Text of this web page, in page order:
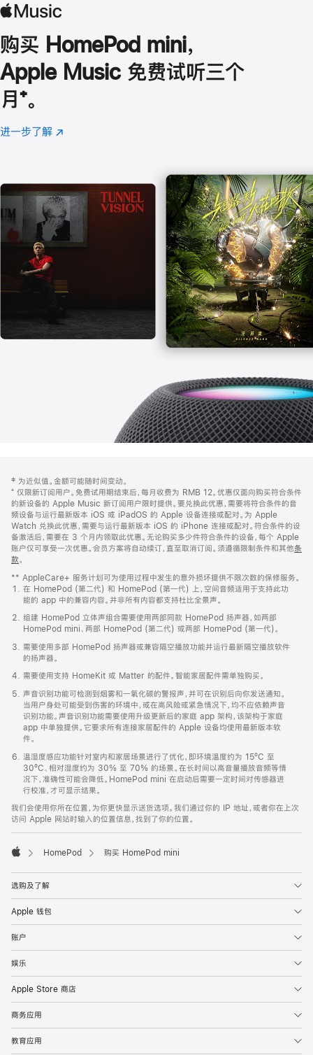
购买 HomePod mini，
Apple Music 免费试听三个
月 脚
注
⁺。
进一步了解 Apple
(在
口
中
打
开)
页
页
脚
注
‡ 为近似值。金额可能随时间变动。
⁺ 仅限新订阅用户。免费试用期结束后，每月收费为 RMB 12。优惠仅面向购买符合条件
的新设备的 Apple Music 新订阅用户限时提供。要兑换此优惠，需要将符合条件的音
频设备与运行最新版本 iOS 或 iPadOS 的 Apple 设备连接或配对。为 Apple
Watch 兑换此优惠，需要与运行最新版本 iOS 的 iPhone 连接或配对。符合条件的设
备激活后，需要在 3 个月内领取此优惠。无论购买多少件符合条件的设备，每个 Apple
账户仅可享受一次优惠。会员方案将自动续订，直至取消订阅。须遵循限制条件和其他条
款。
窗
口
中
打
开)
** AppleCare+ 服务计划可为使用过程中发生的意外损坏提供不限次数的保修服务。
在 HomePod (第二代) 和 HomePod (第一代) 上，空间音频适用于支持此功
能的 app 中的兼容内容。并非所有内容都支持杜比全景声。
组建 HomePod 立体声组合需要使用两部同款 HomePod 扬声器，如两部
HomePod mini、两部 HomePod (第二代) 或两部 HomePod (第一代)。
需要使用多部 HomePod 扬声器或兼容隔空播放功能并运行最新隔空播放软件
的扬声器。
需要使用支持 HomeKit 或 Matter 的配件。智能家居配件需单独购买。
声音识别功能可检测到烟雾和一氧化碳的警报声，并可在识别后向你发送通知。
当用户身处可能受到伤害的环境中，或在高风险或紧急情况下，均不应依赖声音
识别功能。声音识别功能需要使用升级更新后的家庭 app 架构，该架构于家庭
app 中单独提供。它要求所有连接家居配件的 Apple 设备均使用最新版本软
件。
温湿度感应功能针对室内和家居场景进行了优化，即环境温度约为 15ºC 至
30ºC、相对湿度约为 30% 至 70% 的场景。在长时间以高音量播放音频等情
况下，准确性可能会降低。HomePod mini 在启动后需要一定时间对传感器进
行校准，才可显示结果。
我们会使用你所在位置，为你更快显示送货选项。我们通过你的 IP 地址，或者你在上次
访问 Apple 网站时输入的位置信息，找到了你的位置。
HomePod 购买 HomePod mini
选购及了解
Apple 钱包
账户
娱乐
Apple Store 商店
商务应用
教育应用